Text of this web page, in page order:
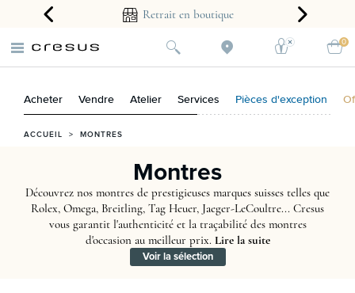
2 ans Retrait en boutique
0
Acheter Vendre Atelier Services Pièces d'exception
ACCUEIL > MONTRES
Montres
Découvrez nos montres de prestigieuses marques suisses telles que
Rolex, Omega, Breitling, Tag Heuer, Jaeger-LeCoultre... Cresus
vous garantit l'authenticité et la traçabilité des montres
d'occasion au meilleur prix. Lire la suite
Voir la sélection